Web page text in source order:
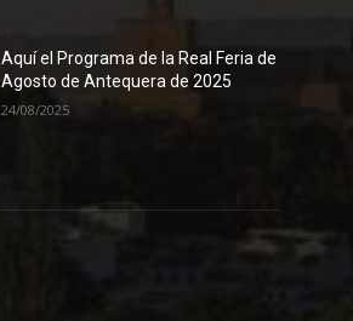
Aquí el Programa de la Real Feria de
Agosto de Antequera de 2025
24/08/2025